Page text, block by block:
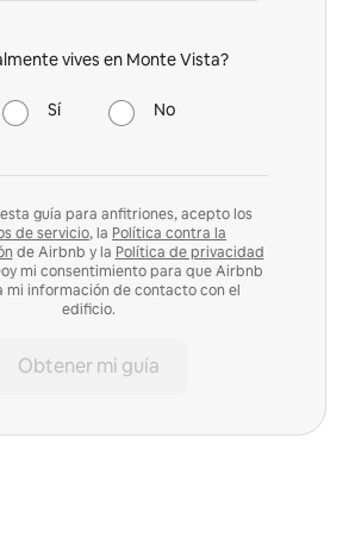
vives en Monte Vista?
Sí No
guía para anfitriones, acepto los
de servicio, la Política contra la
de Airbnb y la Política de privacidad
mi consentimiento para que Airbnb
mi información de contacto con el
edificio.
Obtener mi guía